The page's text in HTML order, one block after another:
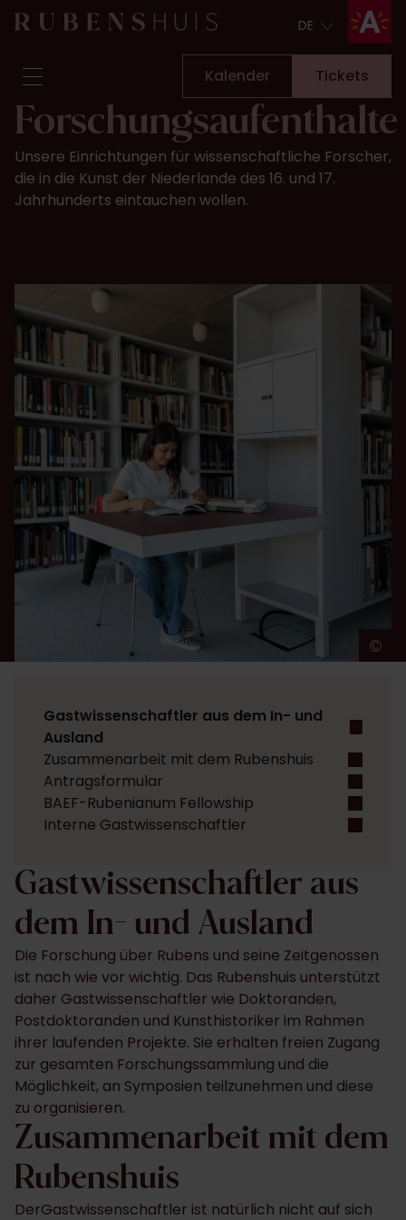
DE
Besuch
Sehen & Unternehmen
Umbauarbeiten
Newsletter
Unterstützen Sie uns
Kalender
Kalender Tickets
Forschungsaufenthalte
Unsere Einrichtungen für wissenschaftliche Forscher,
die in die Kunst der Niederlande des 16. und 17.
Jahrhunderts eintauchen wollen.
©
Gastwissenschaftler aus
dem In- und Ausland
Die Forschung über Rubens und seine Zeitgenossen
ist nach wie vor wichtig. Das Rubenshuis unterstützt
daher Gastwissenschaftler wie Doktoranden,
Postdoktoranden und Kunsthistoriker im Rahmen
ihrer laufenden Projekte. Sie erhalten freien Zugang
zur gesamten Forschungssammlung und die
Möglichkeit, an Symposien teilzunehmen und diese
zu organisieren.
Zusammenarbeit mit dem
Rubenshuis
DerGastwissenschaftler ist natürlich nicht auf sich
Gastwissenschaftler aus dem In- und
Ausland
Zusammenarbeit mit dem Rubenshuis
Antragsformular
BAEF-Rubenianum Fellowship
Interne Gastwissenschaftler